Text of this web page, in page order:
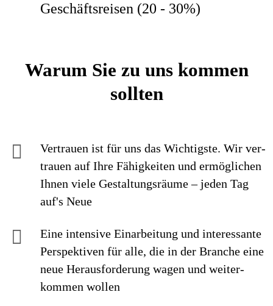
Geschäftsreisen (20 - 30%)
Warum Sie zu uns kommen
sollten
Vertrauen ist für uns das Wichtigste. Wir ver­
trauen auf Ihre Fähig­keiten und ermög­lichen
Ihnen viele Gestaltungs­räume – jeden Tag
auf's Neue
Eine intensive Einarbei­tung und interes­sante
Perspek­tiven für alle, die in der Branche eine
neue Heraus­forderung wagen und weiter­
kommen wollen